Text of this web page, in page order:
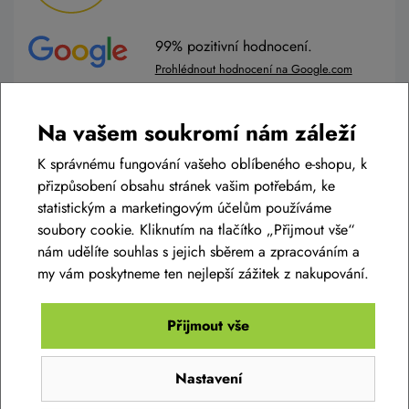
99% pozitivní hodnocení.
Prohlédnout hodnocení na Google.com
Prohlédnout hodnocení na Zbozi.cz
POTŘEBUJETE PORADIT?
Ozvěte se nám
(Po-Pá: 8 - 17 hod)
+420 605 430 574
Online formulář:napište nám
Na vašem soukromí nám záleží
K správnému fungování vašeho oblíbeného e-shopu, k
přizpůsobení obsahu stránek vašim potřebám, ke
statistickým a marketingovým účelům používáme
soubory cookie. Kliknutím na tlačítko „Přijmout vše“
nám udělíte souhlas s jejich sběrem a zpracováním a
my vám poskytneme ten nejlepší zážitek z nakupování.
Nastavení
Přijmout vše